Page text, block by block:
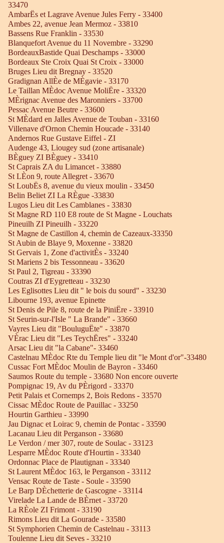
33470
AmbarËs et Lagrave Avenue Jules Ferry - 33400
Ambes 22, avenue Jean Mermoz - 33810
Bassens Rue Franklin - 33530
Blanquefort Avenue du 11 Novembre - 33290
BordeauxBastide Quai Deschamps - 33000
Bordeaux Ste Croix Quai St Croix - 33000
Bruges Lieu dit Bregnay - 33520
Gradignan AllÈe de MÈgavie - 33170
Le Taillan MÈdoc Avenue MoliËre - 33320
MÈrignac Avenue des Maronniers - 33700
Pessac Avenue Beutre - 33600
St MÈdard en Jalles Avenue de Touban - 33160
Villenave d'Ornon Chemin Houcade - 33140
Andernos Rue Gustave Eiffel - ZI
Audenge 43, Liougey sud (zone artisanale)
BÈguey ZI BÈguey - 33410
St Caprais ZA du Limancet - 33880
St LÈon 9, route Allegret - 33670
St LoubËs 8, avenue du vieux moulin - 33450
Belin Beliet ZI La RÈgue -33830
Lugos Lieu dit Les Camblanes - 33830
St Magne RD 110 E8 route de St Magne - Louchats
Pineuilh ZI Pineuilh - 33220
St Magne de Castillon 4, chemin de Cazeaux-33350
St Aubin de Blaye 9, Moxenne - 33820
St Gervais 1, Zone d'activitÈs - 33240
St Mariens 2 bis Tessonneau - 33620
St Paul 2, Tigreau - 33390
Coutras ZI d'Eygretteau - 33230
Les Eglisottes Lieu dit " le bois du sourd" - 33230
Libourne 193, avenue Epinette
St Denis de Pile 8, route de la PiniËre - 33910
St Seurin-sur-l'Isle " La Brande" - 33660
Vayres Lieu dit "BouluguËte" - 33870
VÈrac Lieu dit "Les TeychËres" - 33240
Arsac Lieu dit "la Cabane"- 33460
Castelnau MÈdoc Rte du Temple lieu dit "le Mont d'or"-33480
Cussac Fort MÈdoc Moulin de Bayron - 33460
Saumos Route du temple - 33680 Non encore ouverte
Pompignac 19, Av du PÈrigord - 33370
Petit Palais et Cornemps 2, Bois Redons - 33570
Cissac MÈdoc Route de Pauillac - 33250
Hourtin Garthieu - 33990
Jau Dignac et Loirac 9, chemin de Pontac - 33590
Lacanau Lieu dit Perganson - 33680
Le Verdon / mer 307, route de Soulac - 33123
Lesparre MÈdoc Route d'Hourtin - 33340
Ordonnac Place de Plautignan - 33340
St Laurent MÈdoc 163, le Perganson - 33112
Vensac Route de Taste - Soule - 33590
Le Barp DÈchetterie de Gascogne - 33114
Virelade La Lande de BÈrnet - 33720
La RÈole ZI Frimont - 33190
Rimons Lieu dit La Gourade - 33580
St Symphorien Chemin de Castelnau - 33113
Toulenne Lieu dit Seves - 33210